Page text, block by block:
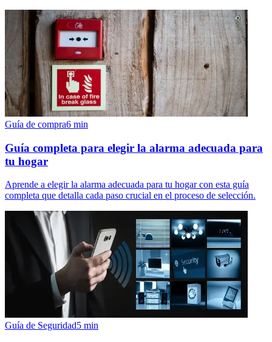
Guía de compra6 min
Guía completa para elegir la alarma adecuada para
tu hogar
Aprende a elegir la alarma adecuada para tu hogar con esta guía
completa que detalla cada paso crucial en el proceso de selección.
Guía de Seguridad5 min